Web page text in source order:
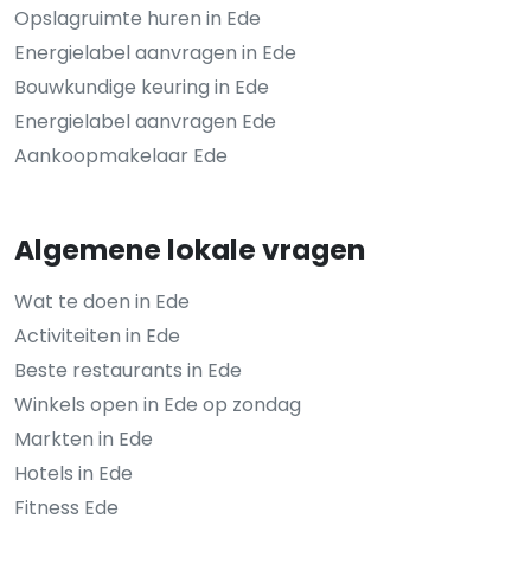
Opslagruimte huren in Ede
Energielabel aanvragen in Ede
Bouwkundige keuring in Ede
Energielabel aanvragen Ede
Aankoopmakelaar Ede
Algemene lokale vragen
Wat te doen in Ede
Activiteiten in Ede
Beste restaurants in Ede
Winkels open in Ede op zondag
Markten in Ede
Hotels in Ede
Fitness Ede